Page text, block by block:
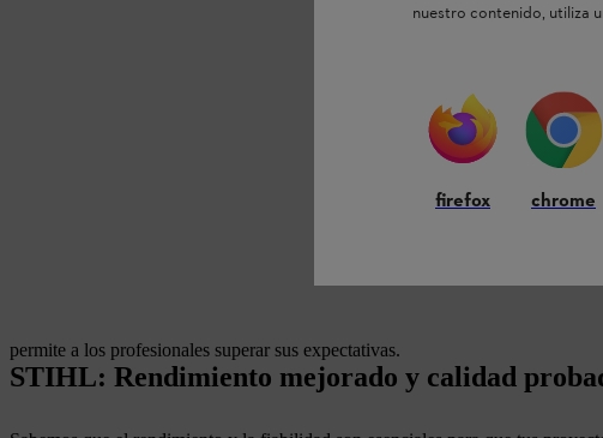
permite a los profesionales superar sus expectativas.
STIHL: Rendimiento mejorado y calidad
nuestro contenido, utiliza
firefox chrome